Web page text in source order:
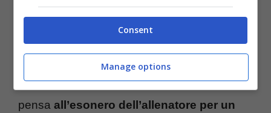
Tanti i nomi dei migliori allenatori liberi e in
attesa di un nuovo progetto da andare ad
affrontare, ma tra le possibile scelte ora ci
sarebbe quella da parte della società che
pensa all’esonero dell’allenatore per un
Consent
Manage options